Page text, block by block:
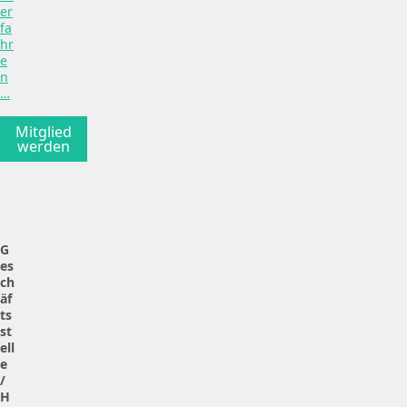
er
fa
hr
e
n
…
Mitglied
werden
G
es
ch
äf
ts
st
ell
e
/
H